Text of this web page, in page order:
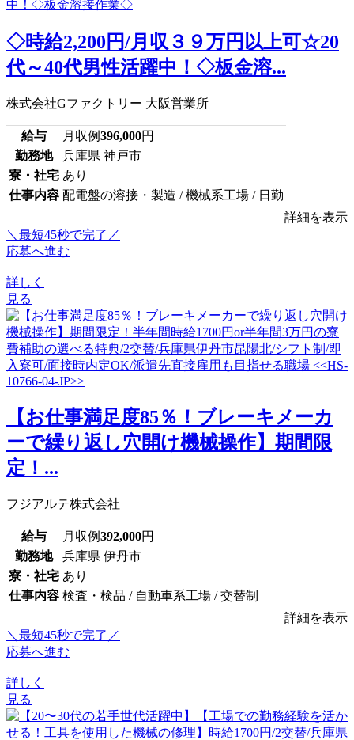
◇時給2,200円/月収３９万円以上可☆20
代～40代男性活躍中！◇板金溶...
株式会社Gファクトリー 大阪営業所
給与 月収例396,000円
勤務地
兵庫県 神戸市
寮・社宅 あり
仕事内容 配電盤の溶接・製造 / 機械系工場 / 日勤
詳細を表示
＼最短45秒で完了／
応募へ進む
詳しく
見る
【お仕事満足度85％！ブレーキメーカ
ーで繰り返し穴開け機械操作】期間限
定！...
フジアルテ株式会社
給与 月収例392,000円
勤務地
兵庫県 伊丹市
寮・社宅 あり
仕事内容 検査・検品 / 自動車系工場 / 交替制
詳細を表示
＼最短45秒で完了／
応募へ進む
詳しく
見る